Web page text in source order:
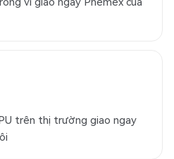
trên thị trường giao ngay